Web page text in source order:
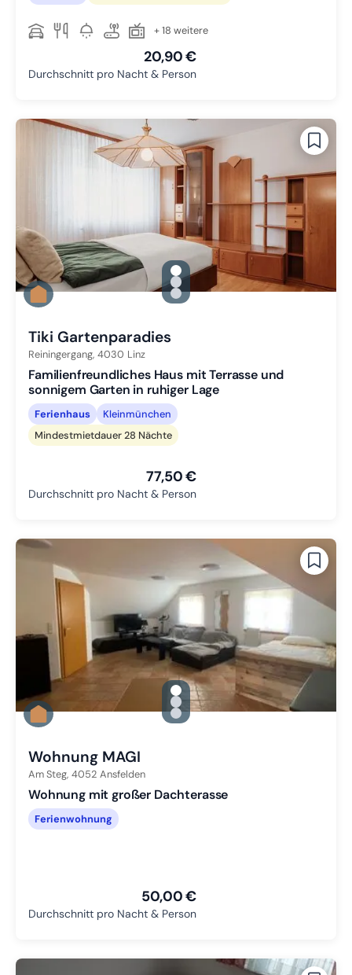
+ 18 weitere
20,90 €
Durchschnitt pro Nacht & Person
gallery.slide_selector
Zu Slide 1 wechseln
Zu Slide 2 wechseln
Zu Slide 3 wechseln
Tiki Gartenparadies
Reiningergang, 4030 Linz
Familienfreundliches Haus mit Terrasse und
sonnigem Garten in ruhiger Lage
Ferienhaus
Kleinmünchen
Mindestmietdauer 28 Nächte
77,50 €
Durchschnitt pro Nacht & Person
gallery.slide_selector
Zu Slide 1 wechseln
Zu Slide 2 wechseln
Zu Slide 3 wechseln
Wohnung MAGI
Am Steg, 4052 Ansfelden
Wohnung mit großer Dachterasse
Ferienwohnung
50,00 €
Durchschnitt pro Nacht & Person